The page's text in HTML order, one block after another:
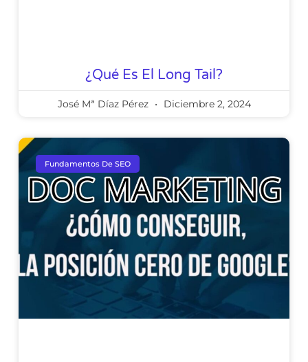
¿Qué Es El Long Tail?
José Mª Díaz Pérez Diciembre 2, 2024
Fundamentos De SEO